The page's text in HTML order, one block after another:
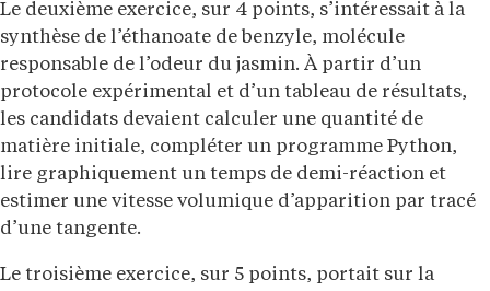
Le deuxième exercice, sur 4 points, s’intéressait à la
synthèse de l’éthanoate de benzyle, molécule
responsable de l’odeur du jasmin. À partir d’un
protocole expérimental et d’un tableau de résultats,
les candidats devaient calculer une quantité de
matière initiale, compléter un programme Python,
lire graphiquement un temps de demi-réaction et
estimer une vitesse volumique d’apparition par tracé
d’une tangente.
Le troisième exercice, sur 5 points, portait sur la